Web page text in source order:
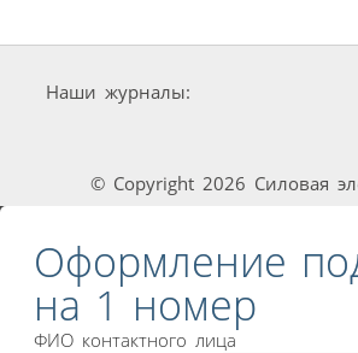
Наши журналы:
© Copyright 2026 Силовая
Оформление
на 1 номер
ФИО контактного лица